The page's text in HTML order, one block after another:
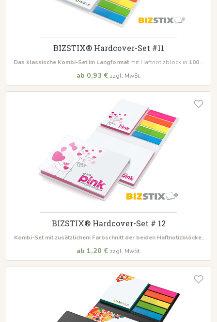
BIZSTIX® Hardcover-Set #11
Das klassische Kombi-Set im Langformatmit Haftnotizblock in 100 x
ab 0,93 € zzgl. MwSt.
BIZSTIX® Hardcover-Set # 12
Kombi-Set mit zusätzlichem Farbschnitt der beiden Haftnotizblöcke,
Film- oder Papiermarker
ab 1,20 € zzgl. MwSt.